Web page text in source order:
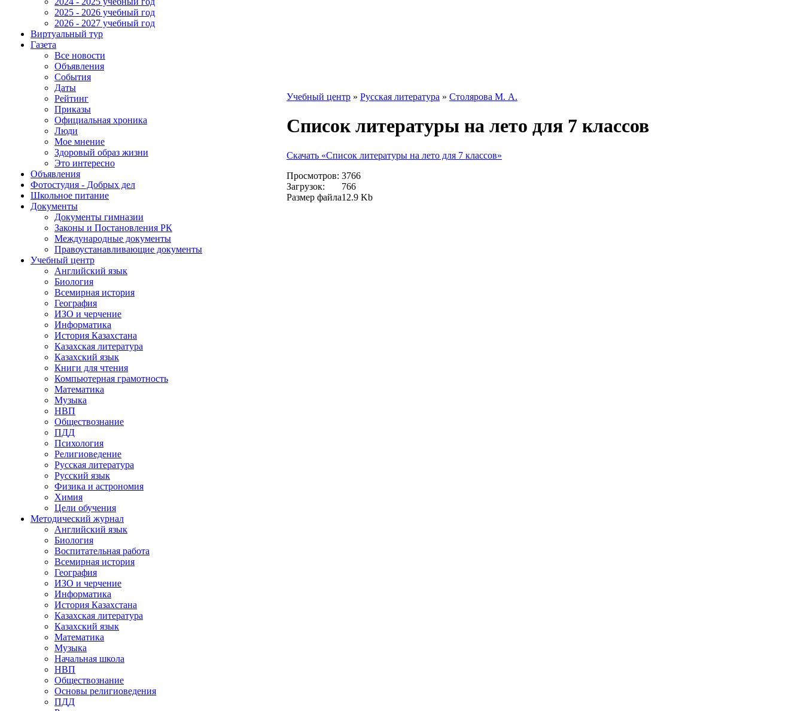
2025 - 2026 учебный год
2026 - 2027 учебный год
Виртуальный тур
Газета
Все новости
Объявления
События
Даты
Рейтинг
Приказы
Официальная хроника
Люди
Мое мнение
Здоровый образ жизни
Это интересно
Объявления
Фотостудия - Добрых дел
Школьное питание
Документы
Документы гимназии
Законы и Постановления РК
Международные документы
Правоустанавливающие документы
Учебный центр
Английский язык
Биология
Всемирная история
География
ИЗО и черчение
Информатика
История Казахстана
Казахская литература
Казахский язык
Книги для чтения
Компьютерная грамотность
Математика
Музыка
НВП
Обществознание
ПДД
Психология
Религиоведение
Русская литература
Русский язык
Физика и астрономия
Химия
Цели обучения
Методический журнал
Английский язык
Биология
Воспитательная работа
Всемирная история
География
ИЗО и черчение
Информатика
История Казахстана
Казахская литература
Казахский язык
Математика
Музыка
Начальная школа
НВП
Обществознание
Основы религиоведения
ПДД
Учебный центр » Русская литература » Столярова М. А.
Список литературы на лето для 7 классов
Скачать «Список литературы на лето для 7 классов»
Просмотров: 3766
Загрузок:
766
Размер файла12.9 Kb